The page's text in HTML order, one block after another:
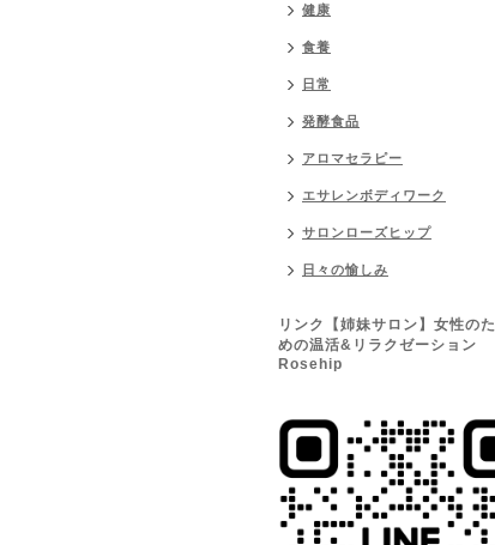
健康
食養
日常
発酵食品
アロマセラピー
エサレンボディワーク
サロンローズヒップ
日々の愉しみ
リンク【姉妹サロン】女性のた
めの温活&リラクゼーション
Rosehip